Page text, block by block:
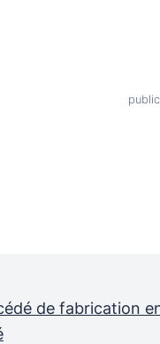
de fabrication